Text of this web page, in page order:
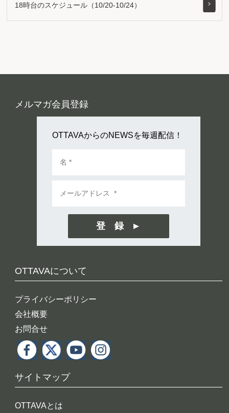
18時台のスケジュール（10/20-10/24）
OTTAVAについて
プライバシーポリシー
会社概要
お問合せ
サイトマップ
OTTAVAとは
メルマガ会員登録
OTTAVAからのNEWSを毎週配信！
登 録